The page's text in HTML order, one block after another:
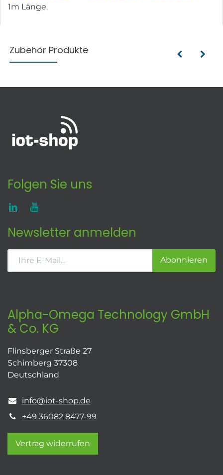
1m Länge.
Zubehör Produkte
Folgen Sie uns
Newsletter anmelden
Abonnieren
Alpha-Omega Technology GmbH
& Co. KG
Flinsberger Straße 27
Schimberg 37308
Deutschland
info@iot-shop.de
+49 36082 8477-99
Vertrag widerrufen